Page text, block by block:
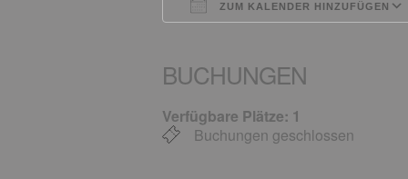
ZUM KALENDER HINZUFÜGEN
BUCHUNGEN
Verfügbare Plätze: 1
Buchungen geschlossen